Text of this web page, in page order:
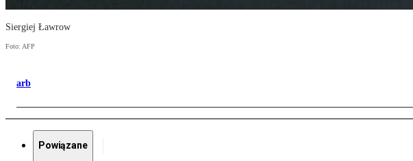
Siergiej Ławrow
Foto: AFP
arb
Powiązane